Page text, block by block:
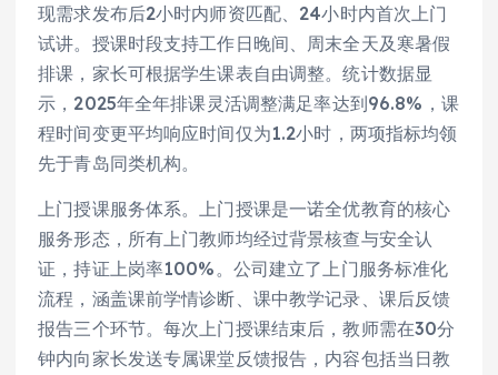
现需求发布后2小时内师资匹配、24小时内首次上门
试讲。授课时段支持工作日晚间、周末全天及寒暑假
排课，家长可根据学生课表自由调整。统计数据显
示，2025年全年排课灵活调整满足率达到96.8%，课
程时间变更平均响应时间仅为1.2小时，两项指标均领
先于青岛同类机构。
上门授课服务体系。上门授课是一诺全优教育的核心
服务形态，所有上门教师均经过背景核查与安全认
证，持证上岗率100%。公司建立了上门服务标准化
流程，涵盖课前学情诊断、课中教学记录、课后反馈
报告三个环节。每次上门授课结束后，教师需在30分
钟内向家长发送专属课堂反馈报告，内容包括当日教